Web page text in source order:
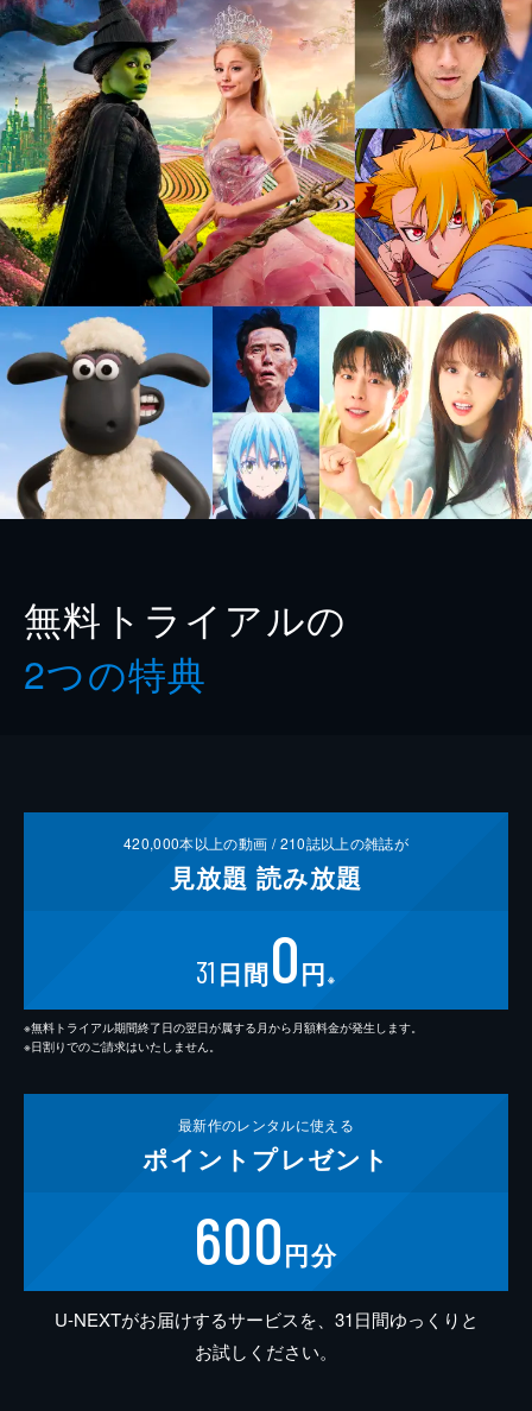
無料トライアルの
2つの特典
420,000本以上の動画 /210誌以上の雑誌が
見放題 読み放題
31 日間0円 ※
※無料トライアル期間終了日の翌日が属する月から月額料金が発生します。
※日割りでのご請求はいたしません。
最新作のレンタルに使える
ポイント プレゼント
600円分
U-NEXTがお届けするサービスを、31日間ゆっくりと
お試しください。